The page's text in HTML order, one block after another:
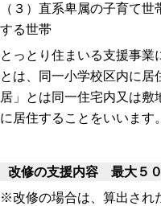
（３）直系卑属の子育て
する世帯
とっとり住まいる支援事業
とは、同一小学校区内に居
居」とは同一住宅内又は敷
に居住することをいいます。
改修の支援内容 最大５
※改修の場合は、算出され